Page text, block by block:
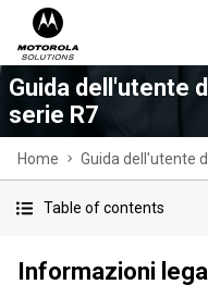
Guida dell'utente
serie R7
Home Guida dell'utente
Table of contents
Informazioni